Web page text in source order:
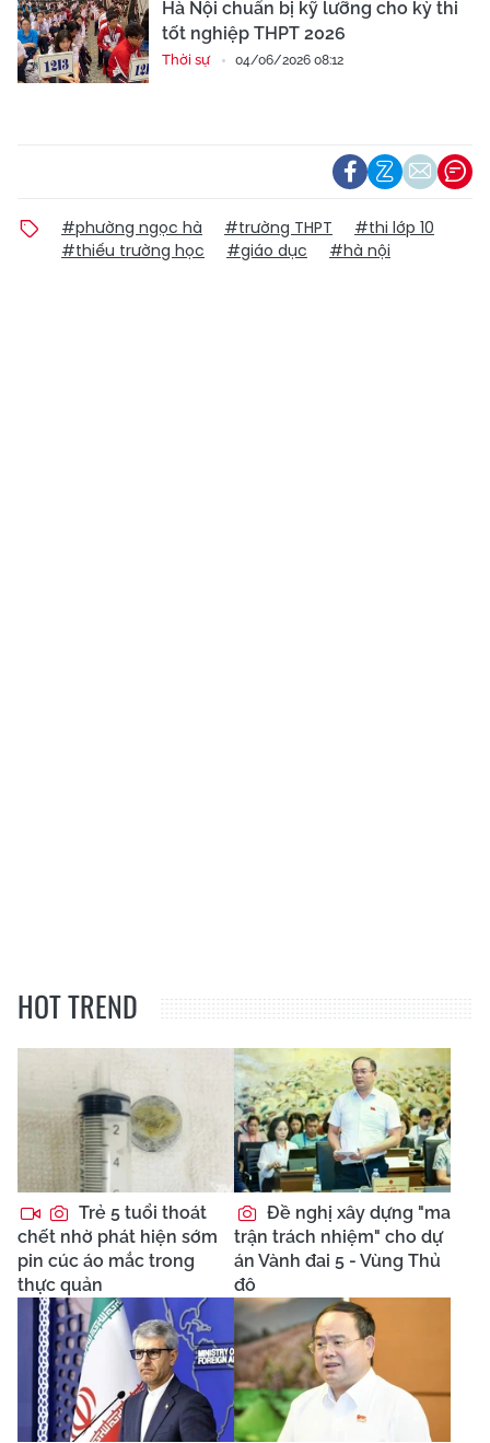
Hà Nội chuẩn bị kỹ lưỡng cho kỳ thi
tốt nghiệp THPT 2026
Thời sự 04/06/2026 08:12
#phường ngọc hà #trường THPT
#thi lớp 10
#thiếu trường học
#giáo dục #hà nội
HOT TREND
Trẻ 5 tuổi thoát
chết nhờ phát hiện sớm
pin cúc áo mắc trong
thực quản
Đề nghị xây dựng "ma
trận trách nhiệm" cho dự
án Vành đai 5 - Vùng Thủ
đô